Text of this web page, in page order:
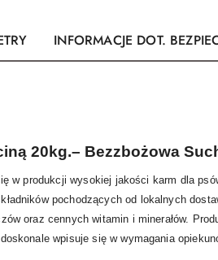
INFORMACJE DOT.
20kg.– Bezzbożowa
w produkcji wysokiej jakości karm dla
pochodzących od lokalnych
oraz cennych witamin i minerałów.
wpisuje się w wymagania